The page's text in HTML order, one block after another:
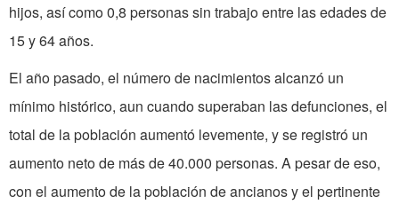
hijos, así como 0,8 personas sin trabajo entre las edades de
15 y 64 años.
El año pasado, el número de nacimientos alcanzó un
mínimo histórico, aun cuando superaban las defunciones, el
total de la población aumentó levemente, y se registró un
aumento neto de más de 40.000 personas. A pesar de eso,
con el aumento de la población de ancianos y el pertinente